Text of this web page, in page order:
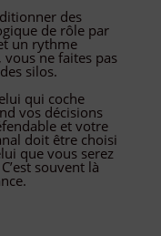
des
de rôle par
un rythme
vous ne faites pas
silos.
qui coche
vos décisions
et votre
doit être choisi
que vous serez
souvent là